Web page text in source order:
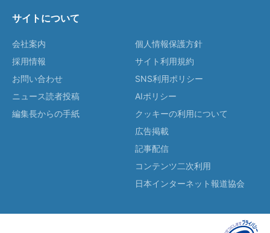
サイトについて
会社案内
採用情報
お問い合わせ
ニュース読者投稿
編集長からの手紙
個人情報保護方針
サイト利用規約
SNS利用ポリシー
AIポリシー
クッキーの利用について
広告掲載
記事配信
コンテンツ二次利用
日本インターネット報道協会